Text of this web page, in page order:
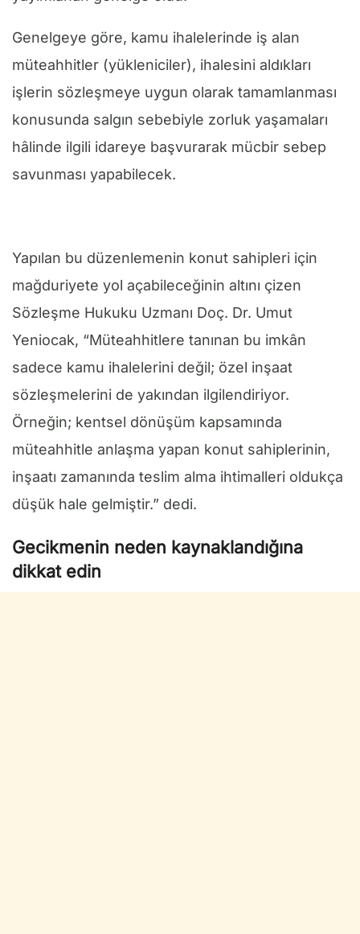
Genelgeye göre, kamu ihalelerinde iş alan
müteahhitler (yükleniciler), ihalesini aldıkları
işlerin sözleşmeye uygun olarak tamamlanması
konusunda salgın sebebiyle zorluk yaşamaları
hâlinde ilgili idareye başvurarak mücbir sebep
savunması yapabilecek.
Yapılan bu düzenlemenin konut sahipleri için
mağduriyete yol açabileceğinin altını çizen
Sözleşme Hukuku Uzmanı Doç. Dr. Umut
Yeniocak, “Müteahhitlere tanınan bu imkân
sadece kamu ihalelerini değil; özel inşaat
sözleşmelerini de yakından ilgilendiriyor.
Örneğin; kentsel dönüşüm kapsamında
müteahhitle anlaşma yapan konut sahiplerinin,
inşaatı zamanında teslim alma ihtimalleri oldukça
düşük hale gelmiştir.” dedi.
Gecikmenin neden kaynaklandığına
dikkat edin